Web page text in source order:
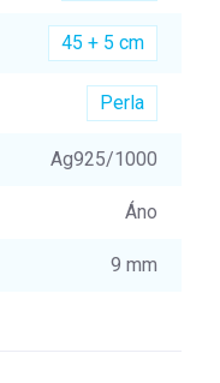
45 + 5 cm
Perla
Ag925/1000
Áno
9 mm